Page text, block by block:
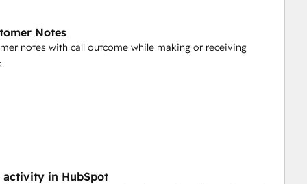
Notes
notes with call outcome while making or receiving
activity in HubSpot